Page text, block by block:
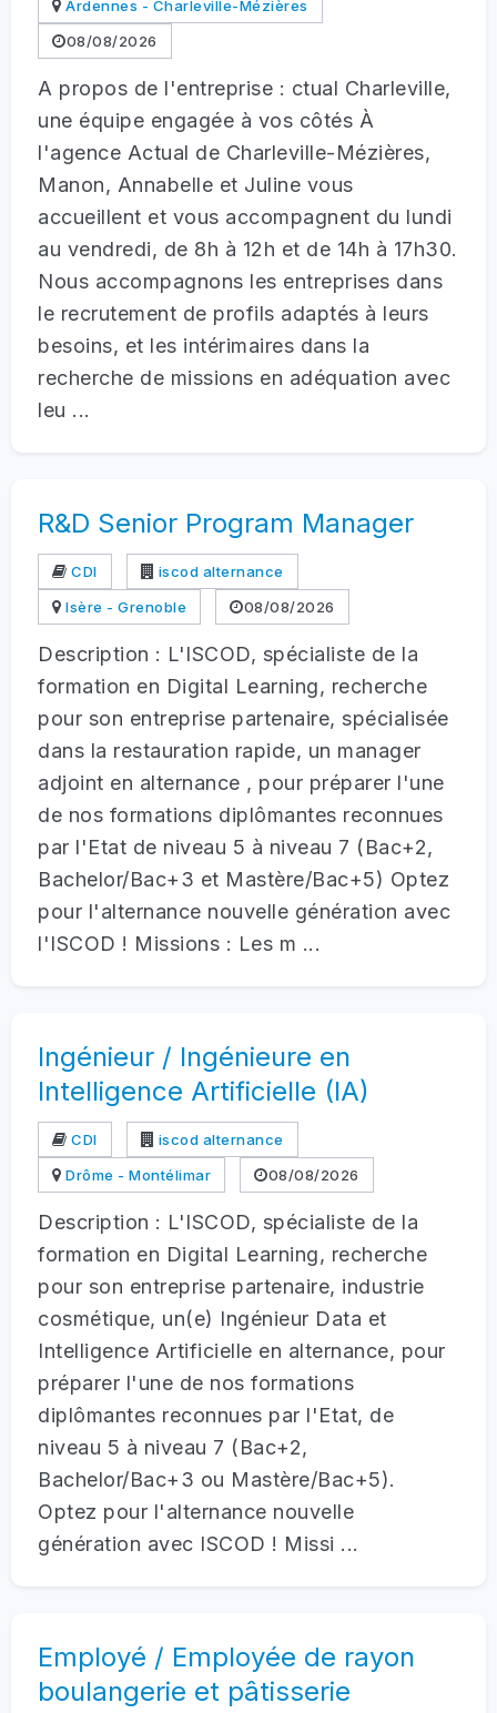
Ardennes - Charleville-Mézières
08/08/2026
A propos de l'entreprise : ctual Charleville,
une équipe engagée à vos côtés À
l'agence Actual de Charleville-Mézières,
Manon, Annabelle et Juline vous
accueillent et vous accompagnent du lundi
au vendredi, de 8h à 12h et de 14h à 17h30.
Nous accompagnons les entreprises dans
le recrutement de profils adaptés à leurs
besoins, et les intérimaires dans la
recherche de missions en adéquation avec
leu ...
R&D Senior Program Manager
CDI
iscod alternance
Isère - Grenoble
08/08/2026
Description : L'ISCOD, spécialiste de la
formation en Digital Learning, recherche
pour son entreprise partenaire, spécialisée
dans la restauration rapide, un manager
adjoint en alternance , pour préparer l'une
de nos formations diplômantes reconnues
par l'Etat de niveau 5 à niveau 7 (Bac+2,
Bachelor/Bac+3 et Mastère/Bac+5) Optez
pour l'alternance nouvelle génération avec
l'ISCOD ! Missions : Les m ...
Ingénieur / Ingénieure en
Intelligence Artificielle (IA)
CDI
iscod alternance
Drôme - Montélimar
08/08/2026
Description : L'ISCOD, spécialiste de la
formation en Digital Learning, recherche
pour son entreprise partenaire, industrie
cosmétique, un(e) Ingénieur Data et
Intelligence Artificielle en alternance, pour
préparer l'une de nos formations
diplômantes reconnues par l'Etat, de
niveau 5 à niveau 7 (Bac+2,
Bachelor/Bac+3 ou Mastère/Bac+5).
Optez pour l'alternance nouvelle
génération avec ISCOD ! Missi ...
Employé / Employée de rayon
boulangerie et pâtisserie